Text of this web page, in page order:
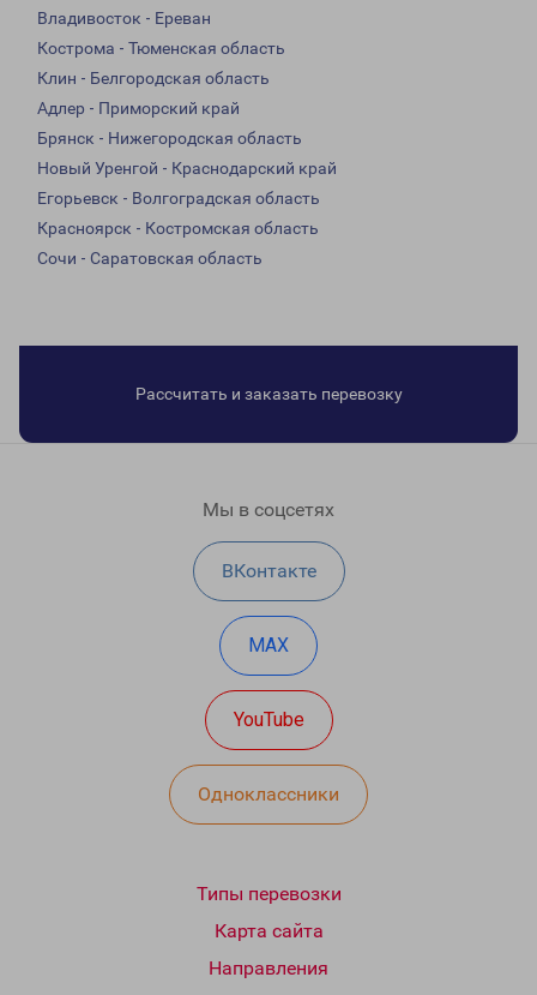
Владивосток - Ереван
Кострома - Тюменская область
Клин - Белгородская область
Адлер - Приморский край
Брянск - Нижегородская область
Новый Уренгой - Краснодарский край
Егорьевск - Волгоградская область
Красноярск - Костромская область
Сочи - Саратовская область
Рассчитать и заказать перевозку
Мы в соцсетях
ВКонтакте
MAX
YouTube
Одноклассники
Типы перевозки
Карта сайта
Направления